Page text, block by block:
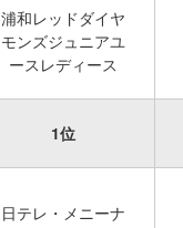
浦和レッドダイヤ
モンズジュニアユ
ースレディース
1位
日テレ・メニーナ